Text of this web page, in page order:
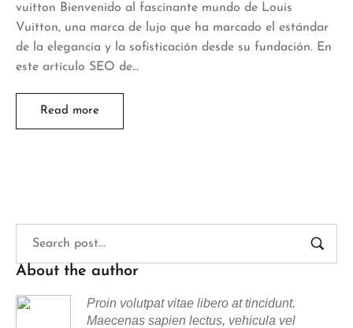
vuitton Bienvenido al fascinante mundo de Louis
Vuitton, una marca de lujo que ha marcado el estándar
de la elegancia y la sofisticación desde su fundación. En
este artículo SEO de…
Read more
About the author
Proin volutpat vitae libero at tincidunt.
Maecenas sapien lectus, vehicula vel